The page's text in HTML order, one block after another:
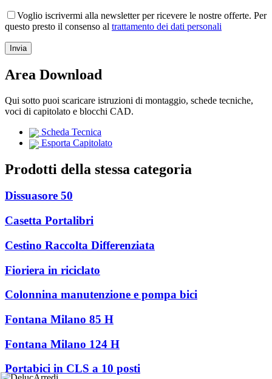
Voglio iscrivermi alla newsletter per ricevere le nostre offerte. Per
questo presto il consenso al trattamento dei dati personali
Area Download
Qui sotto puoi scaricare istruzioni di montaggio, schede tecniche,
voci di capitolato e blocchi CAD.
Scheda Tecnica
Esporta Capitolato
Prodotti della stessa categoria
Dissuasore 50
Casetta Portalibri
Cestino Raccolta Differenziata
Fioriera in riciclato
Colonnina manutenzione e pompa bici
Fontana Milano 85 H
Fontana Milano 124 H
Portabici in CLS a 10 posti